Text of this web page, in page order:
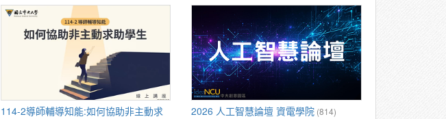
114-2導師輔導知能:如何協助非主動求
2026 人工智慧論壇 資電學院 (814)